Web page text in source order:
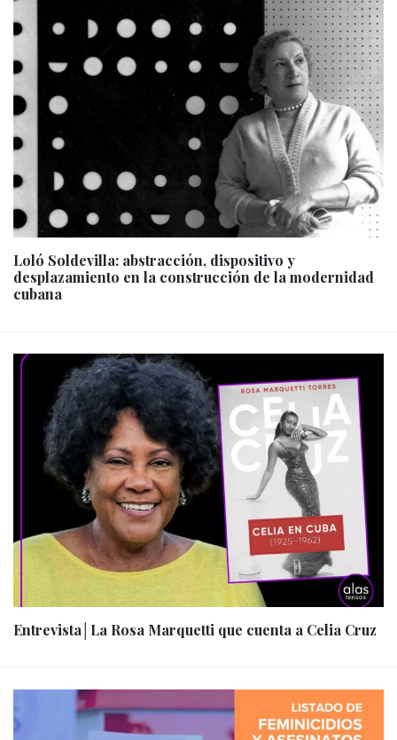
Loló Soldevilla: abstracción, dispositivo y
desplazamiento en la construcción de la modernidad
cubana
Entrevista│La Rosa Marquetti que cuenta a Celia Cruz